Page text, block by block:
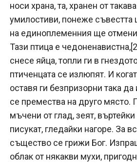
носи храна, та, хранен от
умилостиви, понеже съвестта
на единоплеменния ще отмени
Тази птица е чедоненавистна,
снесе яйца, топли ги в
птиченцата се излюпят. И
оставя ги безпризорни така да
се премества на друго място.
мъчени от глад, зеят,
писукат, гледайки нагоре. За
същество се грижи Бог.
облак от някакви мухи,